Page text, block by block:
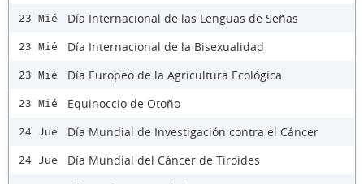
23 Mié Día Internacional de las Lenguas de Señas
23 Mié Día Internacional de la Bisexualidad
23 Mié Día Europeo de la Agricultura Ecológica
23 Mié Equinoccio de Otoño
24 Jue Día Mundial de Investigación contra el Cáncer
24 Jue Día Mundial del Cáncer de Tiroides